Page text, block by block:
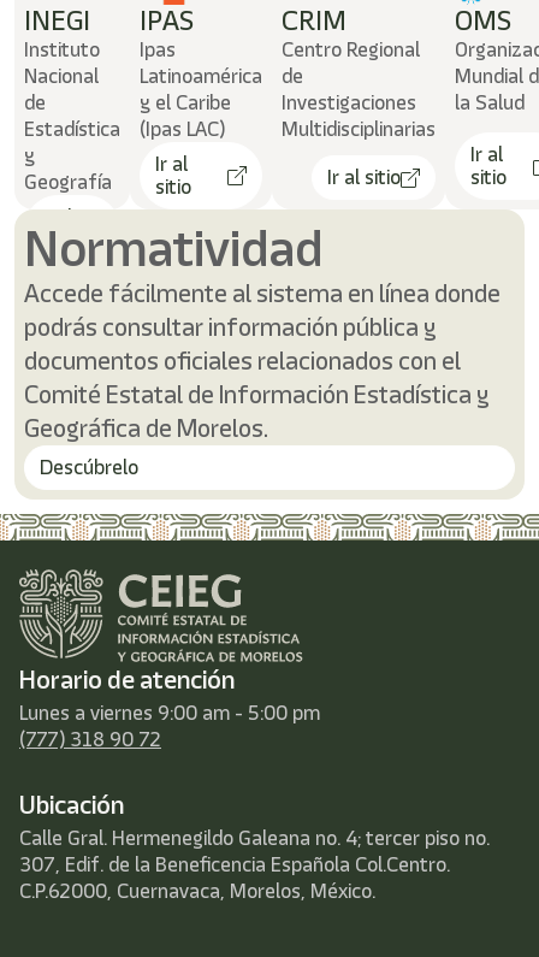
INEGI
Instituto
Nacional
de
Estadística
y
Geografía
Ir al
sitio
IPAS
Ipas
Latinoamérica
y el Caribe
(Ipas LAC)
Ir al
sitio
CRIM
Centro Regional
de
Investigaciones
Multidisciplinarias
Ir al sitio
OMS
Mundial
la Salud
Ir al
sitio
Normatividad
Accede fácilmente al sistema en línea donde
podrás consultar información pública y
documentos oficiales relacionados con el
Comité Estatal de Información Estadística y
Geográfica de Morelos.
Descúbrelo
Horario de atención
Lunes a viernes 9:00 am - 5:00 pm
(777) 318 90 72
Ubicación
Calle Gral. Hermenegildo Galeana no. 4; tercer piso no.
307, Edif. de la Beneficencia Española Col.Centro.
C.P.62000, Cuernavaca, Morelos, México.